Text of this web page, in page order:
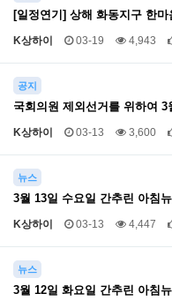
[일정연기] 상해 화동지구 한
K상하이 03-19 4,943
공지
국회의원 제외선거를 위하여
K상하이 03-13 3,600
뉴스
3월 13일 수요일 간추린 아침
K상하이 03-13 4,447
뉴스
3월 12일 화요일 간추린 아침